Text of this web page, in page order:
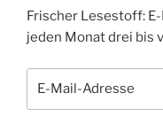
Frischer Lesestoff:
jeden Monat drei bis